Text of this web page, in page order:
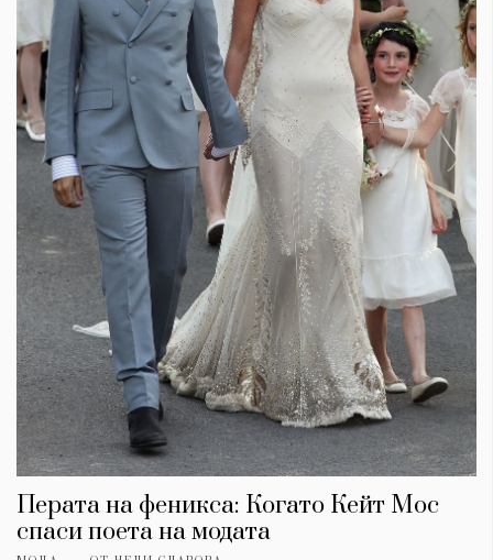
Перата на феникса: Когато Кейт Мос
спаси поета на модата